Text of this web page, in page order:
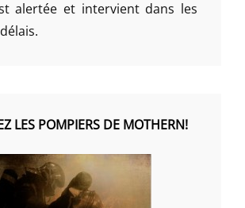
alertée et intervient dans les
LES POMPIERS DE MOTHERN!